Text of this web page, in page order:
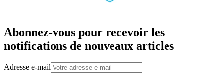
Abonnez-vous pour recevoir les
notifications de nouveaux articles
Adresse e-mail